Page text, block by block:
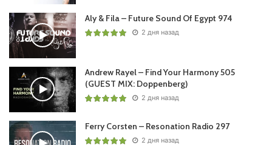
Aly & Fila – Future Sound Of Egypt 974
2 дня назад
Andrew Rayel – Find Your Harmony 505
(GUEST MIX: Doppenberg)
2 дня назад
Ferry Corsten – Resonation Radio 297
2 дня назад